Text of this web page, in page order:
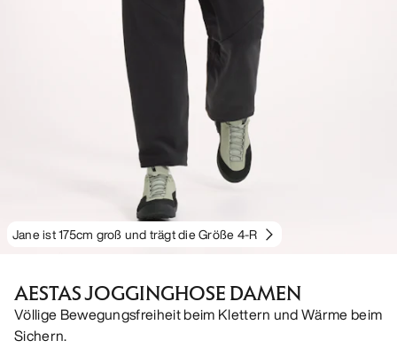
Jane ist 175cm groß und trägt die Größe 4-R
AESTAS JOGGINGHOSE DAMEN
Völlige Bewegungsfreiheit beim Klettern und Wärme beim
Sichern.